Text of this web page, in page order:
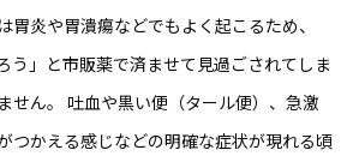
胃炎や胃潰瘍などでもよく起こるため、
う」と市販薬で済ませて見過ごされてしま
せん。 吐血や黒い便（タール便）、急激
つかえる感じなどの明確な症状が現れる頃